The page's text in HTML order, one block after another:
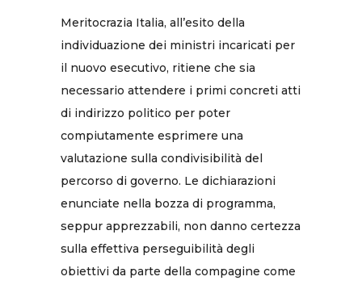
Meritocrazia Italia, all’esito della
individuazione dei ministri incaricati per
il nuovo esecutivo, ritiene che sia
necessario attendere i primi concreti atti
di indirizzo politico per poter
compiutamente esprimere una
valutazione sulla condivisibilità del
percorso di governo. Le dichiarazioni
enunciate nella bozza di programma,
seppur apprezzabili, non danno certezza
sulla effettiva perseguibilità degli
obiettivi da parte della compagine come